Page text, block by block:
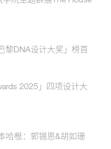
黎DNA设计大奖」榜首
2025」四项设计大
哈根：郭锡恩&胡如珊